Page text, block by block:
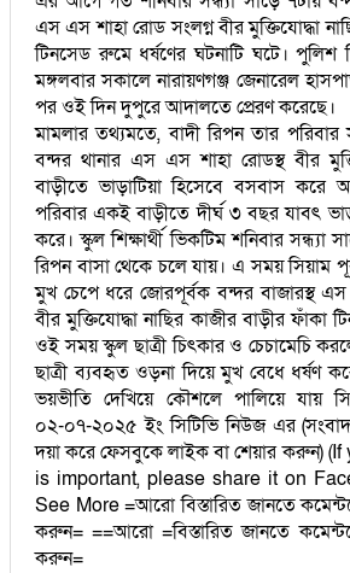
এস এস শাহা রোড সংলগ্ন বীর মুক্তিযোদ্ধা
টিনসেড রুমে ধর্ষণের ঘটনাটি ঘটে। পুলিশ
মঙ্গলবার সকালে নারায়ণগঞ্জ জেনারেল
পর ওই দিন দুপুরে আদালতে প্রেরণ করেছে।
মামলার তথ্যমতে, বাদী রিপন তার
বন্দর থানার এস এস শাহা রোডস্থ বীর
বাড়ীতে ভাড়াটিয়া হিসেবে বসবাস করে
পরিবার একই বাড়ীতে দীর্ঘ ৩ বছর যাবৎ
করে। স্কুল শিক্ষার্থী ভিকটিম শনিবার সন্ধ্যা
রিপন বাসা থেকে চলে যায়। এ সময় সিয়াম
মুখ চেপে ধরে জোরপূর্বক বন্দর বাজারস্থ
বীর মুক্তিযোদ্ধা নাছির কাজীর বাড়ীর ফাঁকা
ওই সময় স্কুল ছাত্রী চিৎকার ও চেচামেচি
ছাত্রী ব্যবহৃত ওড়না দিয়ে মুখ বেধে ধর্ষণ
ভয়ভীতি দেখিয়ে কৌশলে পালিয়ে যায়
০২-০৭-২০২৫ ইং সিটিভি নিউজ এর
দয়া করে ফেসবুকে লাইক বা শেয়ার করুন)
is important, please share it on
See More =আরো বিস্তারিত জানতে
করুন= ==আরো =বিস্তারিত জানতে
করুন=